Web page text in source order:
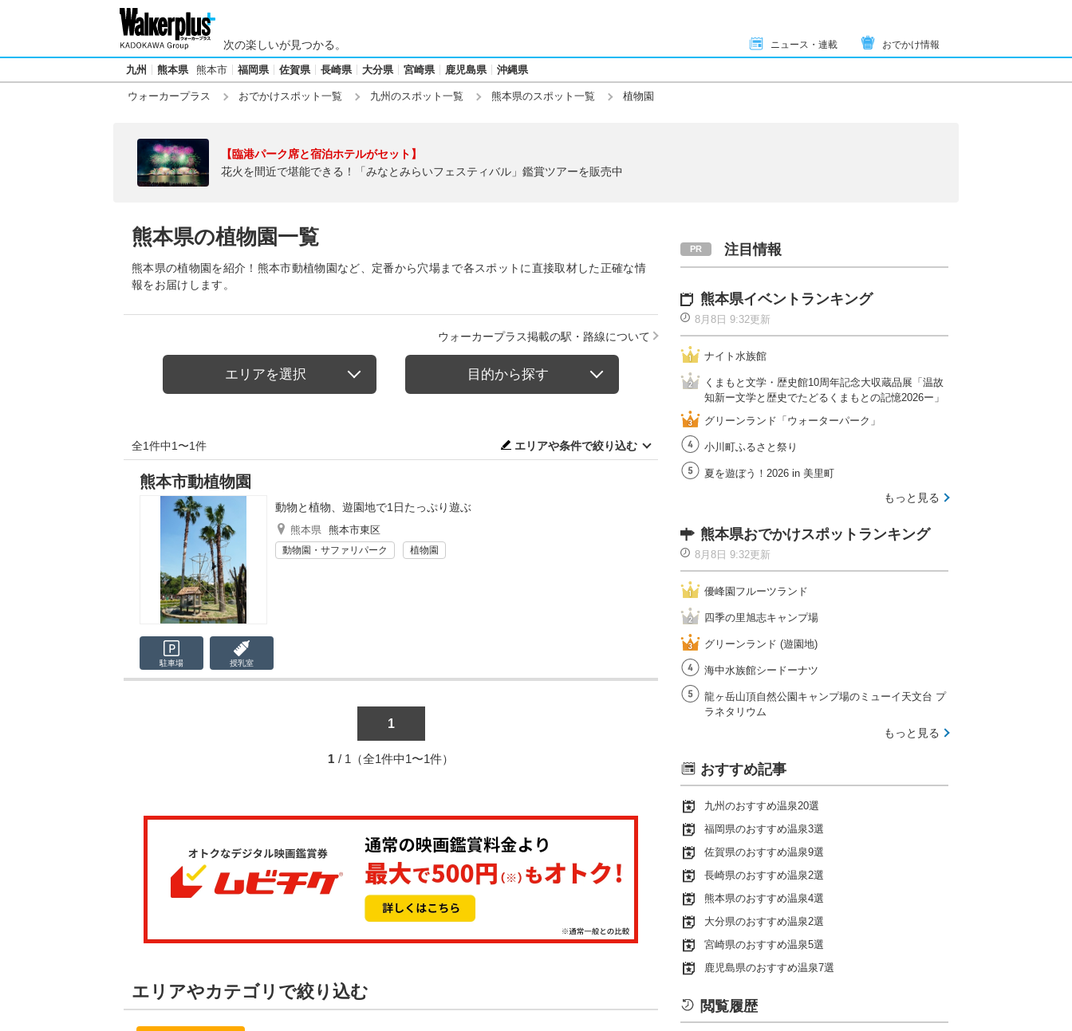
次の楽しいが見つかる。 ニュース・連載 おでかけ情報
九州 熊本県 熊本市 福岡県 佐賀県 長崎県 大分県 宮崎県 鹿児島県 沖縄県
ウォーカープラス おでかけスポット一覧 九州のスポット一覧 熊本県のスポット一覧 植物園
【臨港パーク席と宿泊ホテルがセット】
花火を間近で堪能できる！「みなとみらいフェスティバル」鑑賞ツアーを販売中
熊本県の植物園一覧
熊本県の植物園を紹介！熊本市動植物園など、定番から穴場まで各スポットに直接取材した正確な情
報をお届けします。
ウォーカープラス掲載の駅・路線について
エリアを選択 目的から探す
全1件中1〜1件 エリアや条件で絞り込む
熊本市動植物園
動物と植物、遊園地で1日たっぷり遊ぶ
熊本県 熊本市東区
動物園・サファリパーク 植物園
駐車場 授乳室
1
1 / 1（全1件中1〜1件）
エリアやカテゴリで絞り込む
注目情報
熊本県イベントランキング
8月8日 9:32更新
ナイト水族館
くまもと文学・歴史館10周年記念大収蔵品展「温故
知新ー文学と歴史でたどるくまもとの記憶2026ー」
グリーンランド「ウォーターパーク」
小川町ふるさと祭り
夏を遊ぼう！2026 in 美里町
もっと見る
熊本県おでかけスポットランキング
8月8日 9:32更新
優峰園フルーツランド
四季の里旭志キャンプ場
グリーンランド (遊園地)
海中水族館シードーナツ
龍ヶ岳山頂自然公園キャンプ場のミューイ天文台 プ
ラネタリウム
もっと見る
おすすめ記事
九州のおすすめ温泉20選
福岡県のおすすめ温泉3選
佐賀県のおすすめ温泉9選
長崎県のおすすめ温泉2選
熊本県のおすすめ温泉4選
大分県のおすすめ温泉2選
宮崎県のおすすめ温泉5選
鹿児島県のおすすめ温泉7選
閲覧履歴